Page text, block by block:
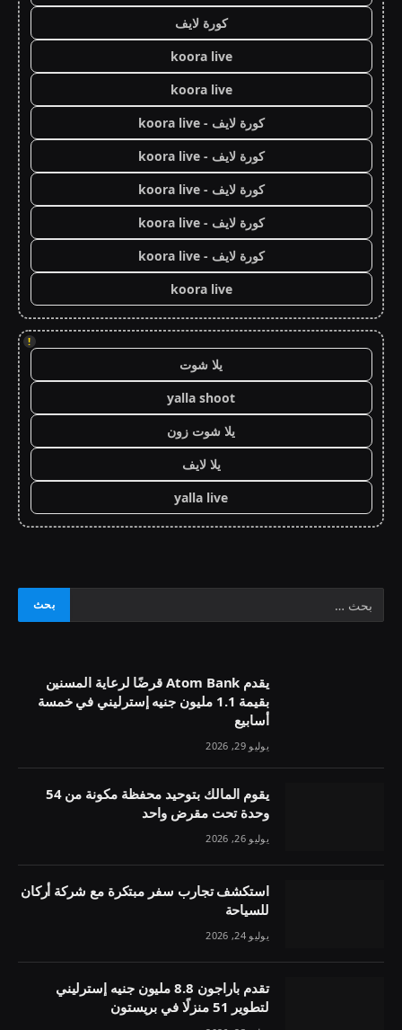
كورة لايف
koora live
koora live
كورة لايف - koora live
كورة لايف - koora live
كورة لايف - koora live
كورة لايف - koora live
كورة لايف - koora live
koora live
!
يلا شوت
yalla shoot
يلا شوت زون
يلا لايف
yalla live
يقدم Atom Bank قرضًا لرعاية المسنين
بقيمة 1.1 مليون جنيه إسترليني في خمسة
أسابيع
يوليو 29, 2026
يقوم المالك بتوحيد محفظة مكونة من 54
وحدة تحت مقرض واحد
يوليو 26, 2026
استكشف تجارب سفر مبتكرة مع شركة أركان
للسياحة
يوليو 24, 2026
تقدم باراجون 8.8 مليون جنيه إسترليني
لتطوير 51 منزلًا في بريستون